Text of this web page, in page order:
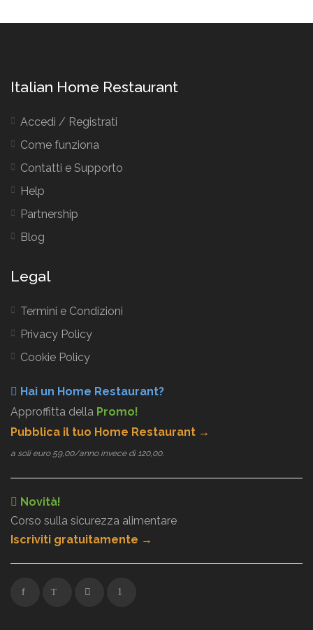
Italian Home Restaurant
Accedi / Registrati
Come funziona
Contatti e Supporto
Help
Partnership
Blog
Legal
Termini e Condizioni
Privacy Policy
Cookie Policy
Hai un Home Restaurant?
Approffitta della Promo!
Pubblica il tuo Home Restaurant →
a soli euro 59,00/anno invece di 120,00.
Novità!
Corso sulla sicurezza alimentare
Iscriviti gratuitamente →